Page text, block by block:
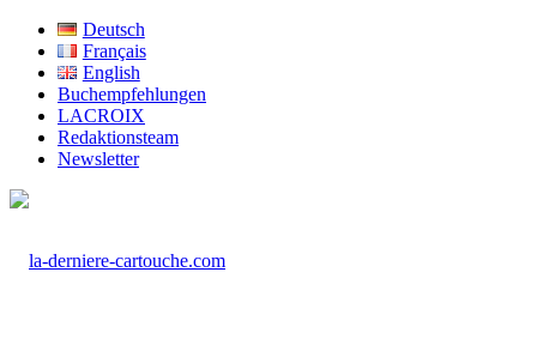
Deutsch
Français
English
Buchempfehlungen
LACROIX
Redaktionsteam
Newsletter